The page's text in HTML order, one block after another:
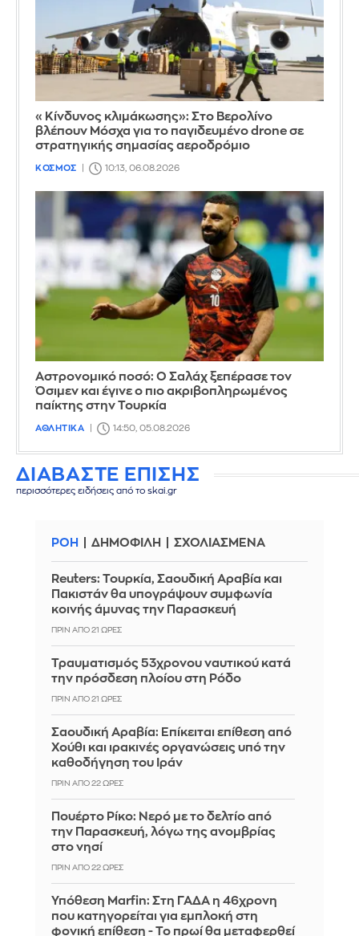
«Κίνδυνος κλιμάκωσης»: Στο Βερολίνο
βλέπουν Μόσχα για το παγιδευμένο drone σε
στρατηγικής σημασίας αεροδρόμιο
ΚΟΣΜΟΣ 10:13, 06.08.2026
Αστρονομικό ποσό: Ο Σαλάχ ξεπέρασε τον
Όσιμεν και έγινε ο πιο ακριβοπληρωμένος
παίκτης στην Τουρκία
ΑΘΛΗΤΙΚΑ 14:50, 05.08.2026
ΔΙΑΒΑΣΤΕ ΕΠΙΣΗΣ
περισσότερες ειδήσεις από το skai.gr
ΡΟΗ ΔΗΜΟΦΙΛΗ ΣΧΟΛΙΑΣΜΕΝΑ
Reuters: Τουρκία, Σαουδική Αραβία και
Πακιστάν θα υπογράψουν συμφωνία
κοινής άμυνας την Παρασκευή
ΠΡΙΝ ΑΠΌ 21 ΏΡΕΣ
Τραυματισμός 53χρονου ναυτικού κατά
την πρόσδεση πλοίου στη Ρόδο
ΠΡΙΝ ΑΠΌ 21 ΏΡΕΣ
Σαουδική Αραβία: Επίκειται επίθεση από
Χούθι και ιρακινές οργανώσεις υπό την
καθοδήγηση του Ιράν
ΠΡΙΝ ΑΠΌ 22 ΏΡΕΣ
Πουέρτο Ρίκο: Νερό με το δελτίο από
την Παρασκευή, λόγω της ανομβρίας
στο νησί
ΠΡΙΝ ΑΠΌ 22 ΏΡΕΣ
Υπόθεση Marfin: Στη ΓΑΔΑ η 46χρονη
που κατηγορείται για εμπλοκή στη
φονική επίθεση - Το πρωί θα μεταφερθεί